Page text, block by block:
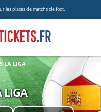
les places de matchs de foot.
LA LIGA
LIGA